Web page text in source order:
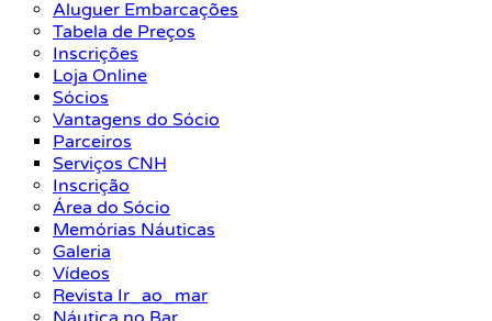
Aluguer Embarcações
Tabela de Preços
Inscrições
Loja Online
Sócios
Vantagens do Sócio
Parceiros
Serviços CNH
Inscrição
Área do Sócio
Memórias Náuticas
Galeria
Vídeos
Revista Ir_ao_mar